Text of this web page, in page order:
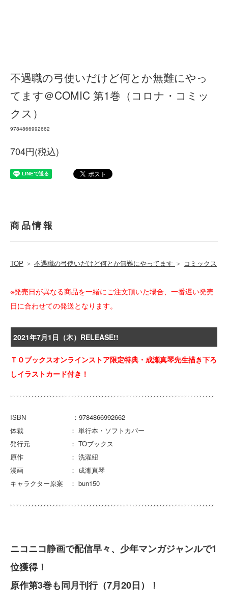
不遇職の弓使いだけど何とか無難にやっ
てます＠COMIC 第1巻（コロナ・コミッ
クス）
9784866992662
704円(税込)
商品情報
TOP ＞ 不遇職の弓使いだけど何とか無難にやってます ＞ コミックス
※発売日が異なる商品を一緒にご注文頂いた場合、一番遅い発売
日に合わせての発送となります。
2021年7月1日（木）RELEASE!!
ＴＯブックスオンラインストア限定特典・成瀬真琴先生描き下ろ
しイラストカード付き！
ISBN ：9784866992662
体裁 ： 単行本・ソフトカバー
発行元 ： TOブックス
原作 ： 洗濯紐
漫画 ： 成瀬真琴
キャラクター原案 ： bun150
ニコニコ静画で配信早々、少年マンガジャンルで1
位獲得！
原作第3巻も同月刊行（7月20日）！